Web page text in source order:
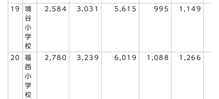
19
境
谷
小
学
校
2,584 3,031 5,615 995 1,149
20
福
西
小
学
校
2,780 3,239 6,019 1,088 1,266